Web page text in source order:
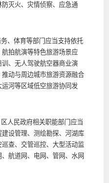
灭火、灾情侦察、应急通
体育等部门应当支持依托
拍航演等特色旅游场景应
、无人驾驶航空器商业演
动与周边城市旅游资源融合
河等区域低空旅游协同发
民政府相关职能部门应当
设管理、测绘勘探、河湖库
查、交管巡控、大型活动监
航道网、电网、管网、水网